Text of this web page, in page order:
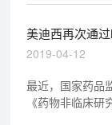
(NMPA)的临床
内首个CD47融
美迪西再次通
2019-04-12
最近，国家药品
《药物非临床